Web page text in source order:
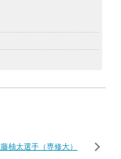
柚太選手（専修大）